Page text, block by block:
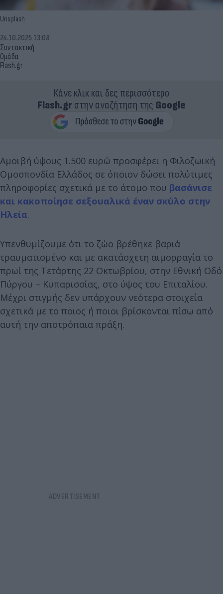
Unsplash
Συντακτική
Ομάδα
Flash.gr
24.10.2025 13:08
Κάνε κλικ και δες περισσότερο
Flash.grστην αναζήτηση της Google
Αμοιβή ύψους 1.500 ευρώ προσφέρει η Φιλοζωική
Ομοσπονδία Ελλάδος σε όποιον δώσει πολύτιμες
πληροφορίες σχετικά με το άτομο που βασάνισε
και κακοποίησε σεξουαλικά έναν σκύλο στην
Ηλεία.
Υπενθυμίζουμε ότι το ζώο βρέθηκε βαριά
τραυματισμένο και με ακατάσχετη αιμορραγία το
πρωί της Τετάρτης 22 Οκτωβρίου, στην Εθνική Οδό
Πύργου – Κυπαρισσίας, στο ύψος του Επιταλίου.
Μέχρι στιγμής δεν υπάρχουν νεότερα στοιχεία
σχετικά με το ποιος ή ποιοι βρίσκονται πίσω από
αυτή την αποτρόπαια πράξη.